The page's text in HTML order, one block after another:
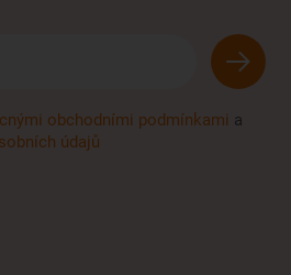
obchodními podmínkami a
údajů